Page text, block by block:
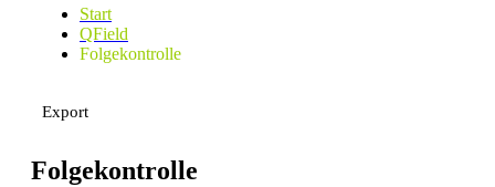
Start
QField
Folgekontrolle
Export
Folgekontrolle